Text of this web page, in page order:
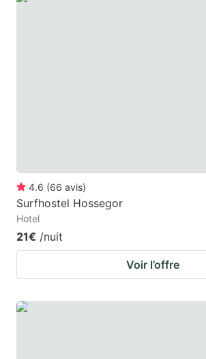
4.6 (66 avis)
Surfhostel Hossegor
Hotel
21€ /nuit
Voir l’offre